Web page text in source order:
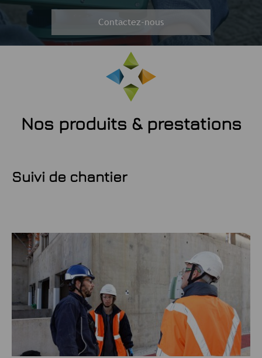
Contactez-nous
Nos produits & prestations
Suivi de chantier